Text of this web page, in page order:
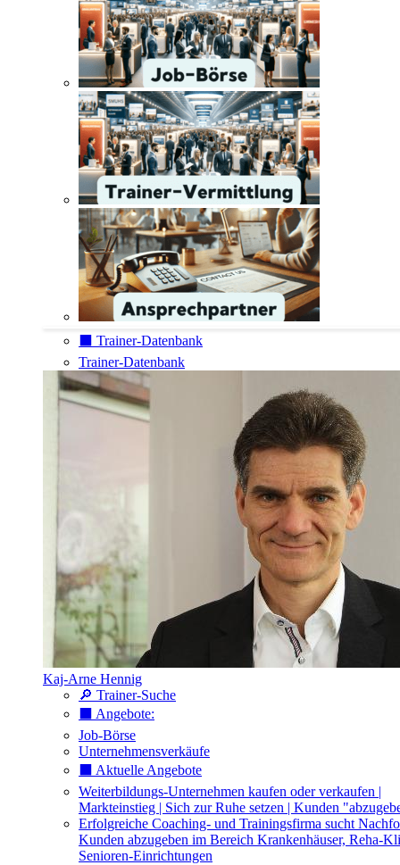
⬛️ Trainer-Datenbank
Trainer-Datenbank
Kaj-Arne Hennig
🔎 Trainer-Suche
⬛️ Angebote:
Job-Börse
Unternehmensverkäufe
⬛️ Aktuelle Angebote
Weiterbildungs-Unternehmen kaufen oder verkaufen |
Markteinstieg | Sich zur Ruhe setzen | Kunden
Erfolgreiche Coaching- und Trainingsfirma sucht
Kunden abzugeben im Bereich Krankenhäuser, Reha-
Senioren-Einrichtungen